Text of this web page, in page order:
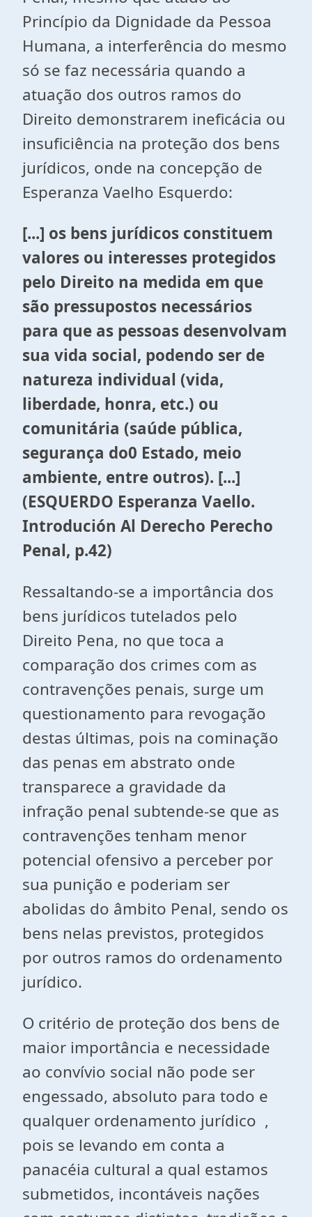
Princípio da Dignidade da Pessoa
Humana, a interferência do mesmo
só se faz necessária quando a
atuação dos outros ramos do
Direito demonstrarem ineficácia ou
insuficiência na proteção dos bens
jurídicos, onde na concepção de
Esperanza Vaelho Esquerdo:
[...] os bens jurídicos constituem
valores ou interesses protegidos
pelo Direito na medida em que
são pressupostos necessários
para que as pessoas desenvolvam
sua vida social, podendo ser de
natureza individual (vida,
liberdade, honra, etc.) ou
comunitária (saúde pública,
segurança do0 Estado, meio
ambiente, entre outros). [...]
(ESQUERDO Esperanza Vaello.
Introdución Al Derecho Perecho
Penal, p.42)
Ressaltando-se a importância dos
bens jurídicos tutelados pelo
Direito Pena, no que toca a
comparação dos crimes com as
contravenções penais, surge um
questionamento para revogação
destas últimas, pois na cominação
das penas em abstrato onde
transparece a gravidade da
infração penal subtende-se que as
contravenções tenham menor
potencial ofensivo a perceber por
sua punição e poderiam ser
abolidas do âmbito Penal, sendo os
bens nelas previstos, protegidos
por outros ramos do ordenamento
jurídico.
O critério de proteção dos bens de
maior importância e necessidade
ao convívio social não pode ser
engessado, absoluto para todo e
qualquer ordenamento jurídico ,
pois se levando em conta a
panacéia cultural a qual estamos
submetidos, incontáveis nações